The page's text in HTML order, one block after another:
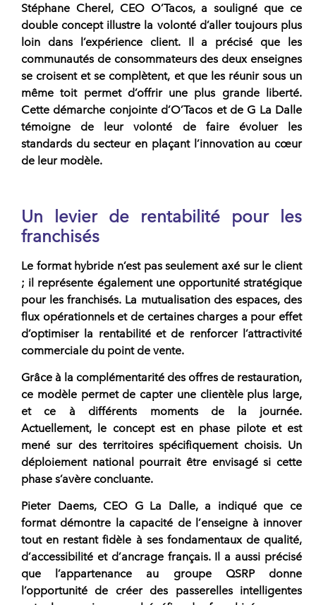
Stéphane Cherel, CEO O’Tacos, a souligné que ce
double concept illustre la volonté d’aller toujours plus
loin dans l’expérience client. Il a précisé que les
communautés de consommateurs des deux enseignes
se croisent et se complètent, et que les réunir sous un
même toit permet d’offrir une plus grande liberté.
Cette démarche conjointe d’O’Tacos et de G La Dalle
témoigne de leur volonté de faire évoluer les
standards du secteur en plaçant l’innovation au cœur
de leur modèle.
Un levier de rentabilité pour les
franchisés
Le format hybride n’est pas seulement axé sur le client
; il représente également une opportunité stratégique
pour lesfranchisés. La mutualisation des espaces, des
flux opérationnels et de certaines charges a pour effet
d’optimiser la rentabilitéet de renforcer l’attractivité
commerciale du point de vente.
Grâce à la complémentarité des offres de restauration,
ce modèlepermet de capter une clientèle plus large,
et ce à différents moments de la journée.
Actuellement, le concept est en phase pilote et est
mené sur des territoires spécifiquement choisis. Un
déploiement national pourrait être envisagé si cette
phase s’avère concluante.
Pieter Daems, CEO G La Dalle, a indiqué que ce
format démontre la capacité de l’enseigne à innover
tout en restant fidèle à ses fondamentaux de qualité,
d’accessibilité et d’ancrage français. Il a aussi précisé
que l’appartenance au groupe QSRPdonne
l’opportunité de créer des passerelles intelligentes